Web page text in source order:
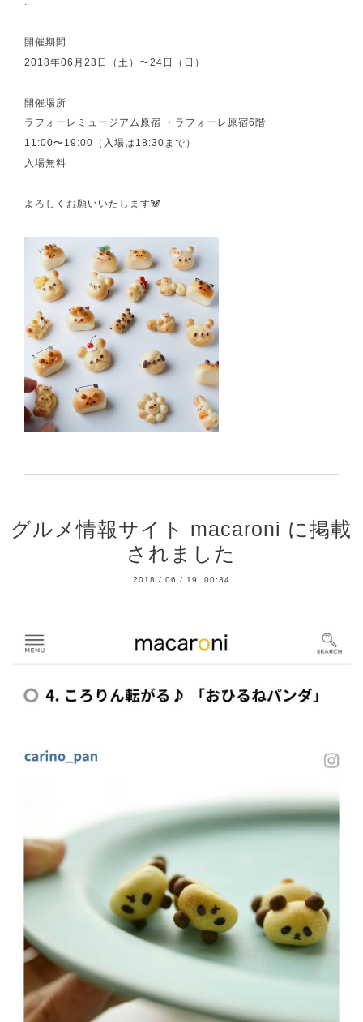
開催期間
2018年06月23日（土）〜24日（日）
開催場所
ラフォーレミュージアム原宿 ・ラフォーレ原宿6階
11:00〜19:00（入場は18:30まで）
入場無料
よろしくお願いいたします🐼
グルメ情報サイト macaroni に掲載
されました
2018 / 06 / 19 00:34